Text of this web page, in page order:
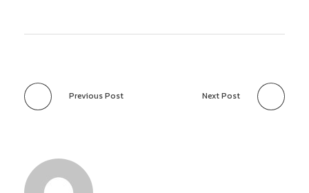
Previous Post Next Post